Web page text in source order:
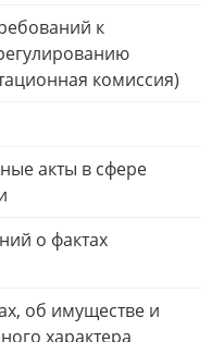
к
комиссия)
акты в сфере
о фактах
об имуществе и
характера